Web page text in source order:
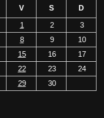
V S
D
1
2
3
8 9
10
15 16
17
22 23
24
29 30